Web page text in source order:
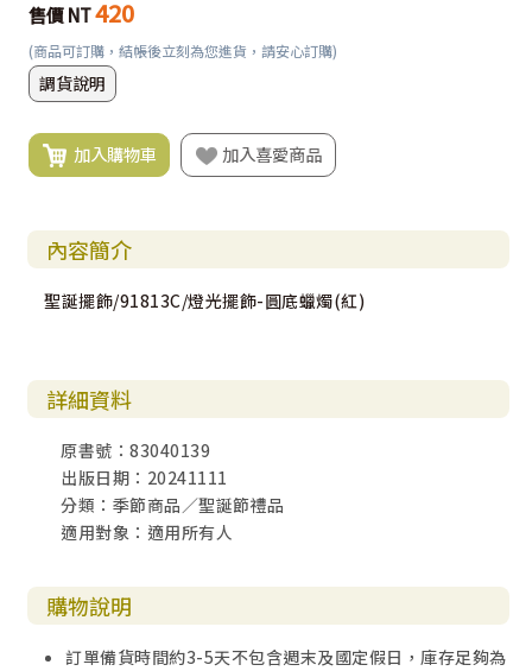
售價 NT420
(商品可訂購，結帳後立刻為您進貨，請安心訂購)
調貨說明
加入購物車 加入喜愛商品
內容簡介
聖誕擺飾/91813C/燈光擺飾-圓底蠟燭(紅)
詳細資料
原書號：83040139
出版日期：20241111
分類：季節商品／聖誕節禮品
適用對象：適用所有人
購物說明
訂單備貨時間約3-5天不包含週末及國定假日，庫存足夠為